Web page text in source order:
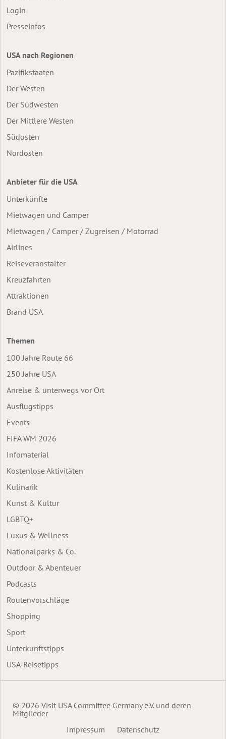
Login
Presseinfos
USA nach Regionen
Pazifikstaaten
Der Westen
Der Südwesten
Der Mittlere Westen
Südosten
Nordosten
Anbieter für die USA
Unterkünfte
Mietwagen und Camper
Mietwagen / Camper / Zugreisen / Motorrad
Airlines
Reiseveranstalter
Kreuzfahrten
Attraktionen
Brand USA
Themen
100 Jahre Route 66
250 Jahre USA
Anreise & unterwegs vor Ort
Ausflugstipps
Events
FIFA WM 2026
Infomaterial
Kostenlose Aktivitäten
Kulinarik
Kunst & Kultur
LGBTQ+
Luxus & Wellness
Nationalparks & Co.
Outdoor & Abenteuer
Podcasts
Routenvorschläge
Shopping
Sport
Unterkunftstipps
USA-Reisetipps
© 2026 Visit USA Committee Germany e.V. und deren
Mitglieder
Impressum
Datenschutz